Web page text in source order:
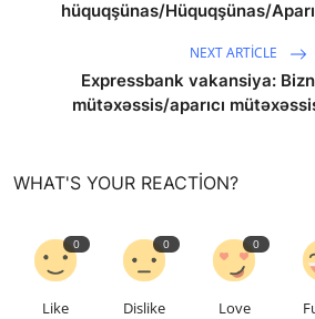
hüquqşünas/Hüquqşünas/
NEXT ARTICLE
Expressbank vakansiya:
mütəxəssis/aparıcı
WHAT'S YOUR REACTION?
0
Like
0
Dislike
0
Love